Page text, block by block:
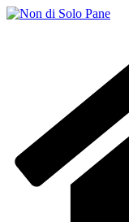
Salta